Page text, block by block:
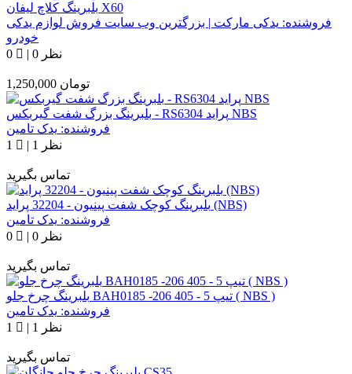
بلبرینگ کلاچ لیفان X60
فروشنده: یدکی مارکت | بزرگترین وب سایت فروش لوازم یدکی
خودرو
0
| 0 نظر
1,250,000 تومان
بلبرینگ بزرگ شفت گیربکس - RS6304 پراید NBS
فروشنده: یدک تامین
1
| 1 نظر
تماس بگیرید
بلبرینگ کوچک شفت پینیون - 32204 پراید (NBS)
فروشنده: یدک تامین
0
| 0 نظر
تماس بگیرید
بلبرینگ چرخ جلو BAH0185 -206 تیپ 5 - 405 ( NBS )
فروشنده: یدک تامین
1
| 1 نظر
تماس بگیرید